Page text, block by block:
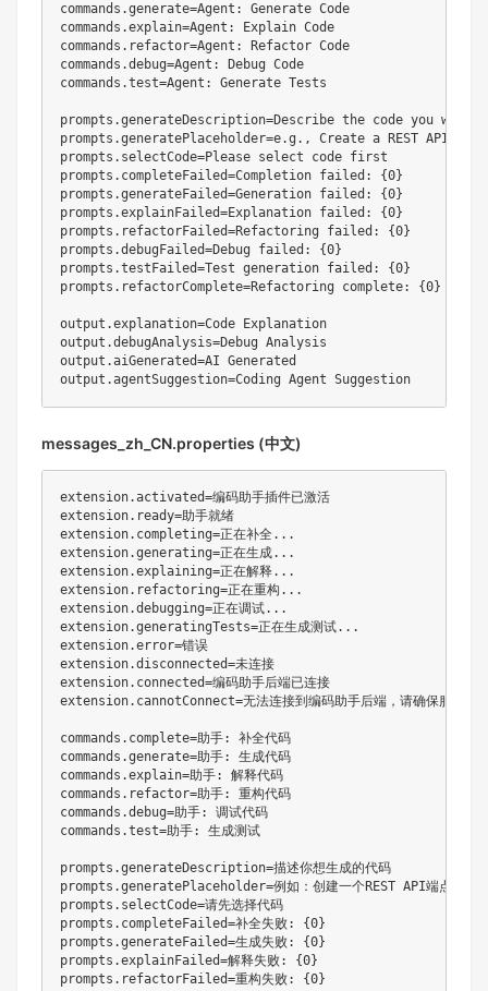
commands.generate=Agent: Generate Code
commands.explain=Agent: Explain Code
commands.refactor=Agent: Refactor Code
commands.debug=Agent: Debug Code
commands.test=Agent: Generate Tests
prompts.generateDescription=Describe the code you want
prompts.generatePlaceholder=e.g., Create a REST API
prompts.selectCode=Please select code first
prompts.completeFailed=Completion failed: {0}
prompts.generateFailed=Generation failed: {0}
prompts.explainFailed=Explanation failed: {0}
prompts.refactorFailed=Refactoring failed: {0}
prompts.debugFailed=Debug failed: {0}
prompts.testFailed=Test generation failed: {0}
prompts.refactorComplete=Refactoring complete: {0}
output.explanation=Code Explanation
output.debugAnalysis=Debug Analysis
output.aiGenerated=AI Generated
messages_zh_CN.properties (中文)
extension.activated=编码助手插件已激活
extension.ready=助手就绪
extension.completing=正在补全...
extension.generating=正在生成...
extension.explaining=正在解释...
extension.refactoring=正在重构...
extension.debugging=正在调试...
extension.generatingTests=正在生成测试...
extension.error=错误
extension.disconnected=未连接
extension.connected=编码助手后端已连接
extension.cannotConnect=无法连接到编码助手后端，请确保服务已
commands.complete=助手: 补全代码
commands.generate=助手: 生成代码
commands.explain=助手: 解释代码
commands.refactor=助手: 重构代码
commands.debug=助手: 调试代码
commands.test=助手: 生成测试
prompts.generateDescription=描述你想生成的代码
prompts.generatePlaceholder=例如：创建一个REST API端点
prompts.selectCode=请先选择代码
prompts.completeFailed=补全失败: {0}
prompts.generateFailed=生成失败: {0}
prompts.explainFailed=解释失败: {0}
prompts.refactorFailed=重构失败: {0}